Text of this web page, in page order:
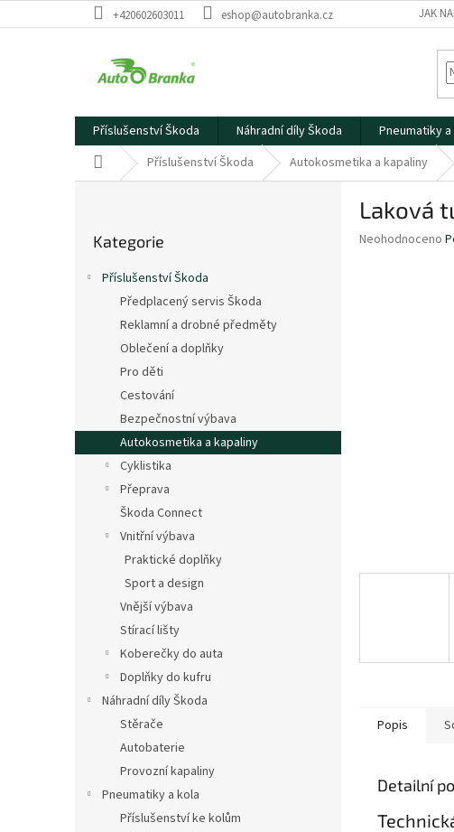
na
+420602603011 eshop@autobranka.cz JAK
Příslušenství Škoda Náhradní díly Škoda Pneumatiky
Domů Příslušenství Škoda Autokosmetika a kapaliny
e
l
kategorie
Kategorie
Příslušenství Škoda
Předplacený servis Škoda
Reklamní a drobné předměty
Oblečení a doplňky
Pro děti
Cestování
Bezpečnostní výbava
Autokosmetika a kapaliny
Cyklistika
Přeprava
Škoda Connect
Vnitřní výbava
Praktické doplňky
Sport a design
Vnější výbava
Stírací lišty
Koberečky do auta
Doplňky do kufru
Náhradní díly Škoda
Stěrače
Autobaterie
Provozní kapaliny
Pneumatiky a kola
Příslušenství ke kolům
Laková
Průměrné
Neohodnoceno
Popis
Detailní